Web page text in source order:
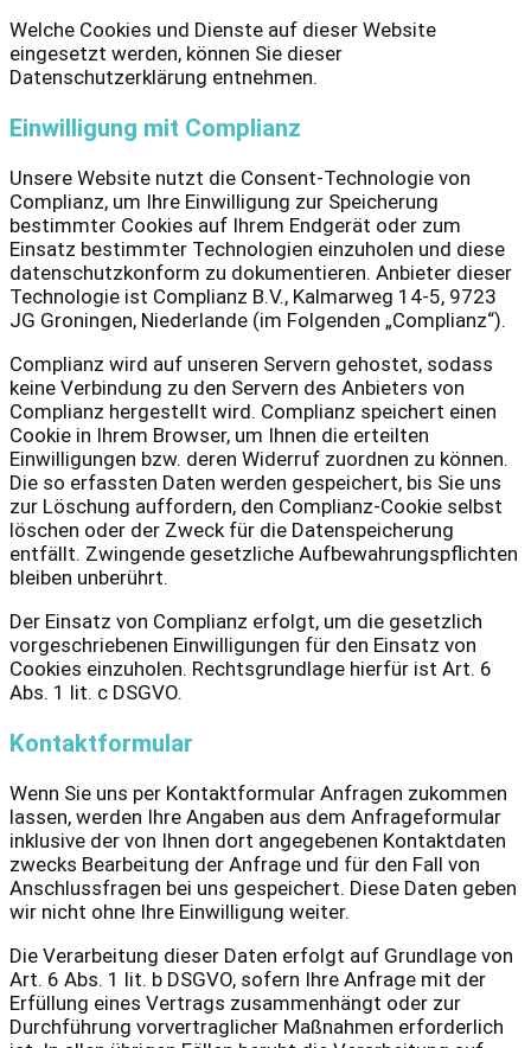
Welche Cookies und Dienste auf dieser Website
eingesetzt werden, können Sie dieser
Datenschutzerklärung entnehmen.
Einwilligung mit Complianz
Unsere Website nutzt die Consent-Technologie von
Complianz, um Ihre Einwilligung zur Speicherung
bestimmter Cookies auf Ihrem Endgerät oder zum
Einsatz bestimmter Technologien einzuholen und diese
datenschutzkonform zu dokumentieren. Anbieter dieser
Technologie ist Complianz B.V., Kalmarweg 14-5, 9723
JG Groningen, Niederlande (im Folgenden „Complianz“).
Complianz wird auf unseren Servern gehostet, sodass
keine Verbindung zu den Servern des Anbieters von
Complianz hergestellt wird. Complianz speichert einen
Cookie in Ihrem Browser, um Ihnen die erteilten
Einwilligungen bzw. deren Widerruf zuordnen zu können.
Die so erfassten Daten werden gespeichert, bis Sie uns
zur Löschung auffordern, den Complianz-Cookie selbst
löschen oder der Zweck für die Datenspeicherung
entfällt. Zwingende gesetzliche Aufbewahrungspflichten
bleiben unberührt.
Der Einsatz von Complianz erfolgt, um die gesetzlich
vorgeschriebenen Einwilligungen für den Einsatz von
Cookies einzuholen. Rechtsgrundlage hierfür ist Art. 6
Abs. 1 lit. c DSGVO.
Kontaktformular
Wenn Sie uns per Kontaktformular Anfragen zukommen
lassen, werden Ihre Angaben aus dem Anfrageformular
inklusive der von Ihnen dort angegebenen Kontaktdaten
zwecks Bearbeitung der Anfrage und für den Fall von
Anschlussfragen bei uns gespeichert. Diese Daten geben
wir nicht ohne Ihre Einwilligung weiter.
Die Verarbeitung dieser Daten erfolgt auf Grundlage von
Art. 6 Abs. 1 lit. b DSGVO, sofern Ihre Anfrage mit der
Erfüllung eines Vertrags zusammenhängt oder zur
Durchführung vorvertraglicher Maßnahmen erforderlich